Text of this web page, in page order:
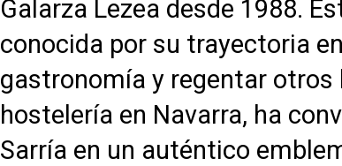
Galarza Lezea desde 1988.
conocida por su trayectoria
gastronomía y regentar otros
hostelería en Navarra, ha
Sarría en un auténtico